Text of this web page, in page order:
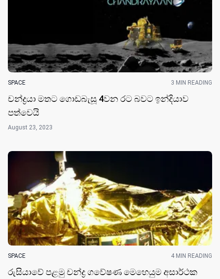
SPACE 3 MIN READING
චන්ද්‍රයා මතට ගොඩබැසූ 4වන රට බවට ඉන්දියාව
පත්වෙයි
August 23, 2023
SPACE 4 MIN READING
රුසියාවේ පළමු චන්ද්‍ර ගවේෂණ මෙහෙයුම අසාර්ථක